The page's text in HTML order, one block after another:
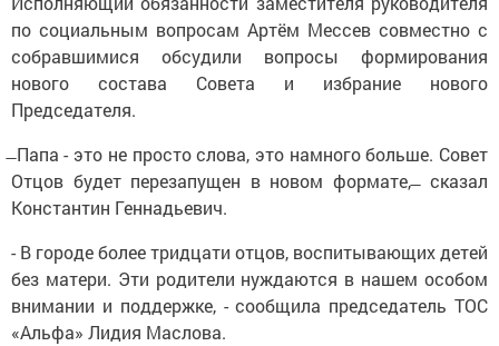
по социальным вопросам Артём Мессев совместно с
собравшимися обсудили вопросы формирования
нового состава Совета и избрание нового
Председателя.
̶ Папа - это не просто слова, это намного больше. Совет
Отцов будет перезапущен в новом формате, ̶ сказал
Константин Геннадьевич.
- В городе более тридцати отцов, воспитывающих детей
без матери. Эти родители нуждаются в нашем особом
внимании и поддержке, - сообщила председатель ТОС
«Альфа» Лидия Маслова.